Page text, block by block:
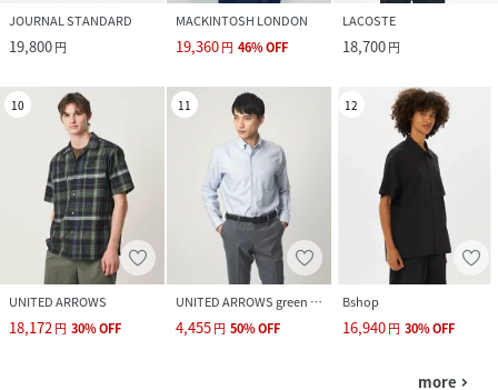
JOURNAL STANDARD
19,800円
MACKINTOSH LONDON
19,360円 46%OFF
LACOSTE
18,700円
10
UNITED ARROWS
18,172円 30%OFF
11
UNITED ARROWS green label relaxing
4,455円 50%OFF
12
Bshop
16,940円 30%OFF
more navigate_next